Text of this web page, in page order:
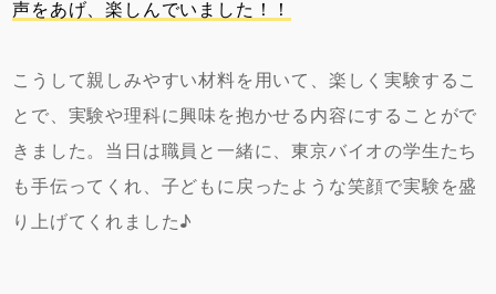
声をあげ、楽しんでいました！！
こうして親しみやすい材料を用いて、楽しく実験するこ
とで、実験や理科に興味を抱かせる内容にすることがで
きました。当日は職員と一緒に、東京バイオの学生たち
も手伝ってくれ、子どもに戻ったような笑顔で実験を盛
り上げてくれました♪